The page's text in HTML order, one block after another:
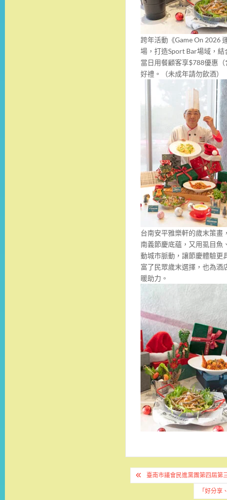
跨年活動《Game On 2026
場，打造Sport Bar場域，
當日用餐顧客享$788優惠
好禮。（未成年請勿飲酒）
台南安平雅樂軒的歲末策畫
南義節慶底蘊，又用虱目魚
動城市脈動，讓節慶體驗更
富了民眾歲末選擇，也為酒
暖助力。
文
章
臺南市議會民進黨團第四屆第
「好分享